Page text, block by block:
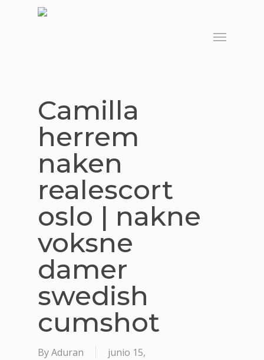
Menu
Camilla
herrem
naken
realescort
oslo | nakne
voksne
damer
swedish
cumshot
ByAduran
junio 15,